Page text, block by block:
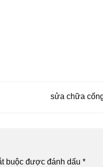
sửa chữa
buộc được đánh dấu *